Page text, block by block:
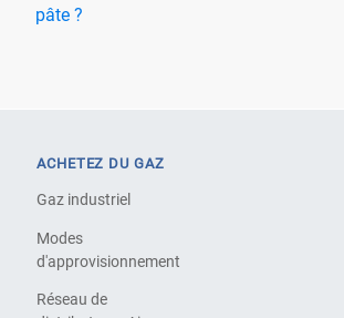
pâte ?
ACHETEZ DU GAZ
Gaz industriel
Modes
d'approvisionnement
Réseau de